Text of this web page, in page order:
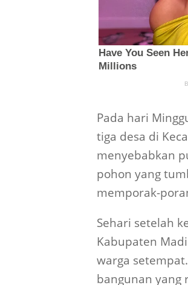
Pada hari
tiga desa di
menyebabkan
pohon yang
memporak-
Sehari setelah
Kabupaten
warga
bangunan yang